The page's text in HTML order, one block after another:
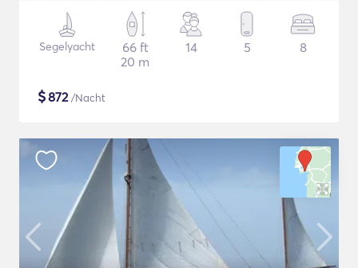
Segelyacht
66 ft
20 m
14 5 8
$872/Nacht